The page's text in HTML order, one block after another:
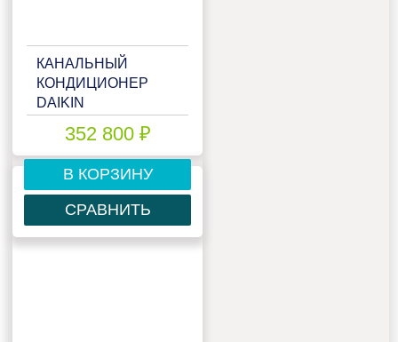
КАНАЛЬНЫЙ
КОНДИЦИОНЕР
DAIKIN
352 800 ₽
В КОРЗИНУ
СРАВНИТЬ